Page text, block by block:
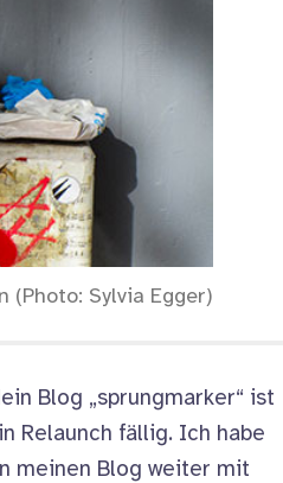
Sylvia Egger)
Blog „sprungmarker“ ist
Relaunch fällig. Ich habe
meinen Blog weiter mit